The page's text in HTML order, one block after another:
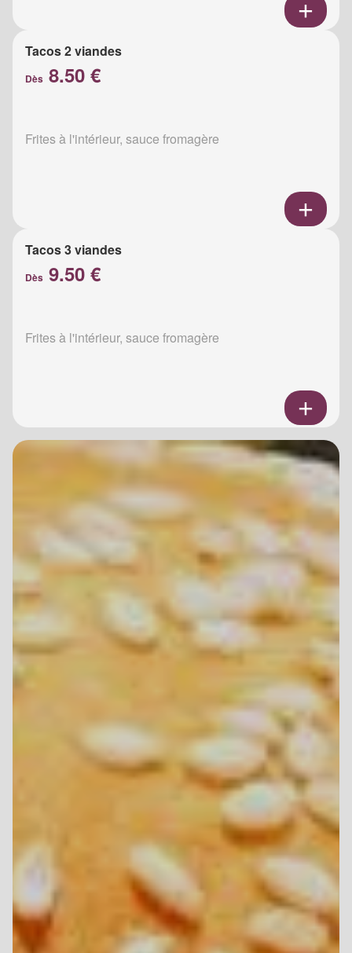
Tacos 2 viandes
Dès 8.50 €
Frites à l'intérieur, sauce fromagère
Tacos 3 viandes
Dès 9.50 €
Frites à l'intérieur, sauce fromagère